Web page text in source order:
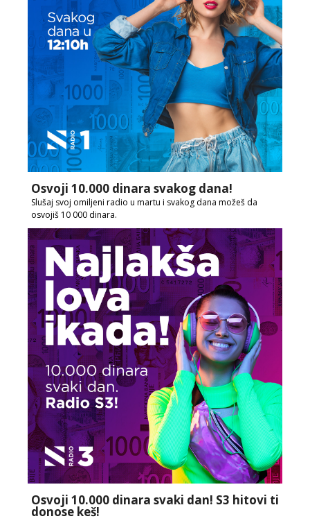
Osvoji 10.000 dinara svakog dana!
Slušaj svoj omiljeni radio u martu i svakog dana možeš da
osvojiš 10 000 dinara.
Osvoji 10.000 dinara svaki dan! S3 hitovi ti
donose keš!